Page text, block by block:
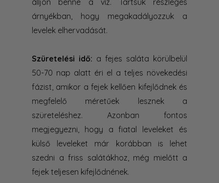
álljon benne a víz. Tartsuk részleges
árnyékban, hogy megakadályozzuk a
levelek elhervadását.
Szüretelési idő: a fejes saláta körülbelül
50-70 nap alatt éri el a teljes növekedési
fázist, amikor a fejek kellően kifejlődnek és
megfelelő méretűek lesznek a
szüreteléshez. Azonban fontos
megjegyezni, hogy a fiatal leveleket és
külső leveleket már korábban is lehet
szedni a friss salátákhoz, még mielőtt a
fejek teljesen kifejlődnének.